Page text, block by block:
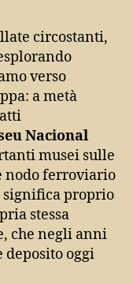
circostanti,
verso
a metà
Nacional
musei sulle
nodo ferroviario
significa proprio
stessa
che negli anni
oggi